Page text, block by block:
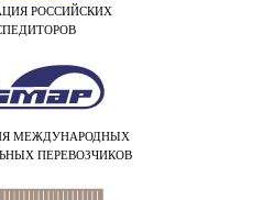
РОССИЙСКИХ
МЕЖДУНАРОДНЫХ
ПЕРЕВОЗЧИКОВ